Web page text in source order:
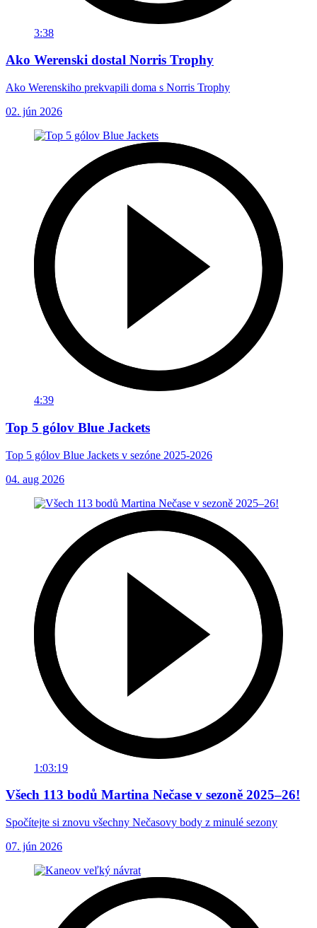
3:38
Ako Werenski dostal Norris Trophy
Ako Werenskiho prekvapili doma s Norris Trophy
02. jún 2026
4:39
Top 5 gólov Blue Jackets
Top 5 gólov Blue Jackets v sezóne 2025-2026
04. aug 2026
1:03:19
Všech 113 bodů Martina Nečase v sezoně 2025–26!
Spočítejte si znovu všechny Nečasovy body z minulé sezony
07. jún 2026